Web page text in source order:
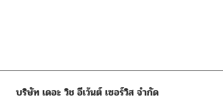
บริษัท เดอะ วิช อีเว้นต์ เซอร์วิส จำกัด